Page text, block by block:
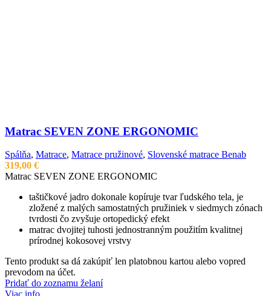
Matrac SEVEN ZONE ERGONOMIC
Spálňa, Matrace, Matrace pružinové, Slovenské matrace Benab
319,00 €
Matrac SEVEN ZONE ERGONOMIC
taštičkové jadro dokonale kopíruje tvar ľudského tela, je
zložené z malých samostatných pružiniek v siedmych zónach
tvrdosti čo zvyšuje ortopedický efekt
matrac dvojitej tuhosti jednostranným použitím kvalitnej
prírodnej kokosovej vrstvy
Tento produkt sa dá zakúpiť len platobnou kartou alebo vopred
prevodom na účet.
Pridať do zoznamu želaní